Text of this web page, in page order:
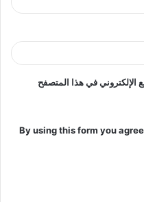
الإلكتروني في هذا المتصفح
By using this form you